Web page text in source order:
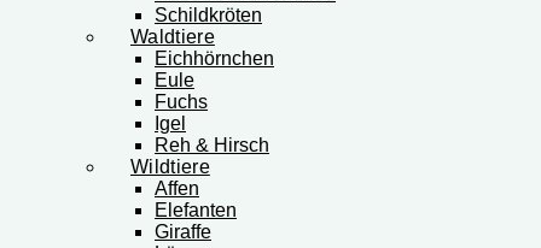
Schildkröten
Waldtiere
Eichhörnchen
Eule
Fuchs
Igel
Reh & Hirsch
Wildtiere
Affen
Elefanten
Giraffe